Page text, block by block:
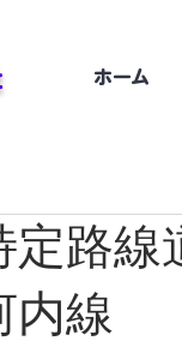
ホーム
路線
線